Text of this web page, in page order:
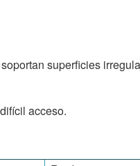
superficies
acceso.